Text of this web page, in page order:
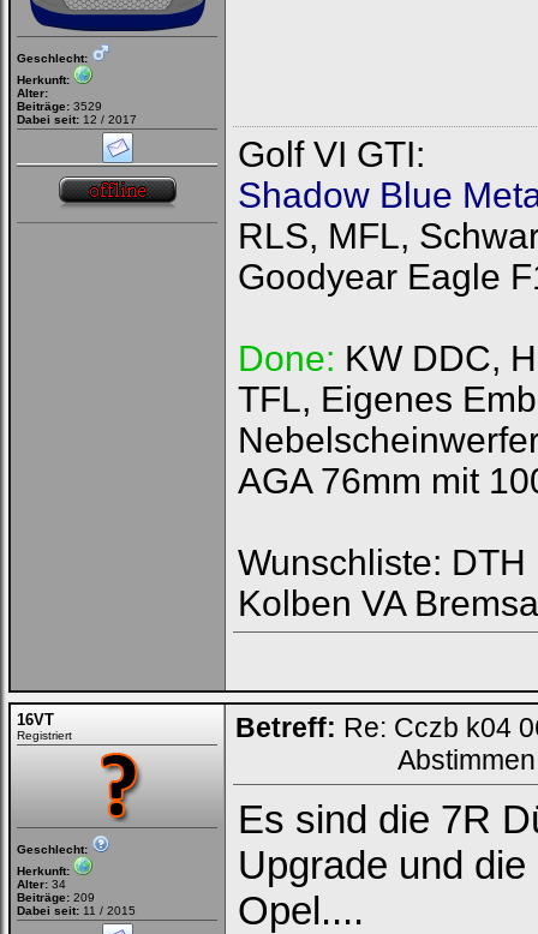
Geschlecht:
Herkunft:
Alter:
Beiträge: 3529
Dabei seit: 12 / 2017
Golf VI GTI:
Shadow Blue
RLS, MFL,
Goodyear Eagle
Done: KW DDC,
TFL, Eigenes
AGA 76mm mit
Wunschliste:
Kolben VA
16VT
Registriert
Geschlecht:
Herkunft:
Alter: 34
Beiträge: 209
Dabei seit: 11 / 2015
Betreff: Re: Cczb k04
Es sind die 7R
Upgrade und
Opel....